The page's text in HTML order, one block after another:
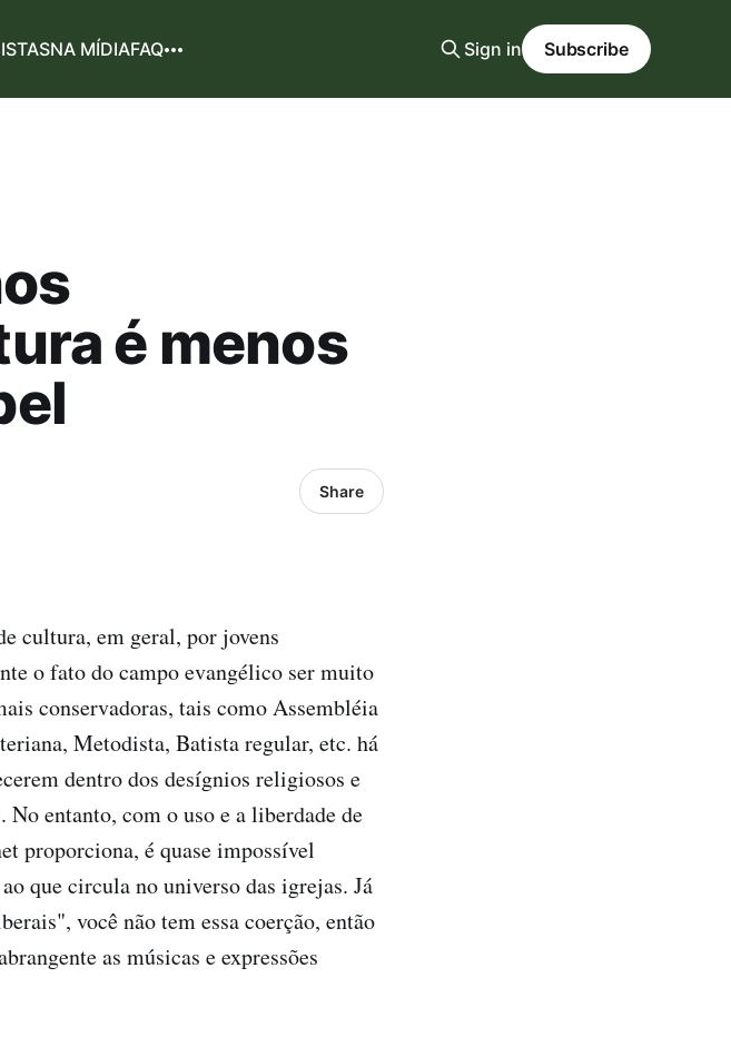
NA MÍDIAFAQ Sign in Subscribe
é menos
Share
cultura, em geral, por jovens
o fato do campo evangélico ser muito
conservadoras, tais como Assembléia
Metodista, Batista regular, etc. há
dentro dos desígnios religiosos e
entanto, com o uso e a liberdade de
proporciona, é quase impossível
que circula no universo das igrejas. Já
você não tem essa coerção, então
as músicas e expressões